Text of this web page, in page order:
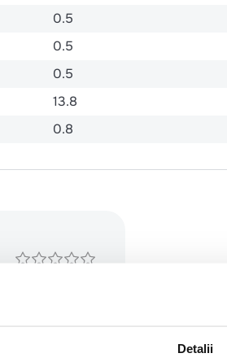
Detalii
0.5
0.5
0.5
13.8
0.8